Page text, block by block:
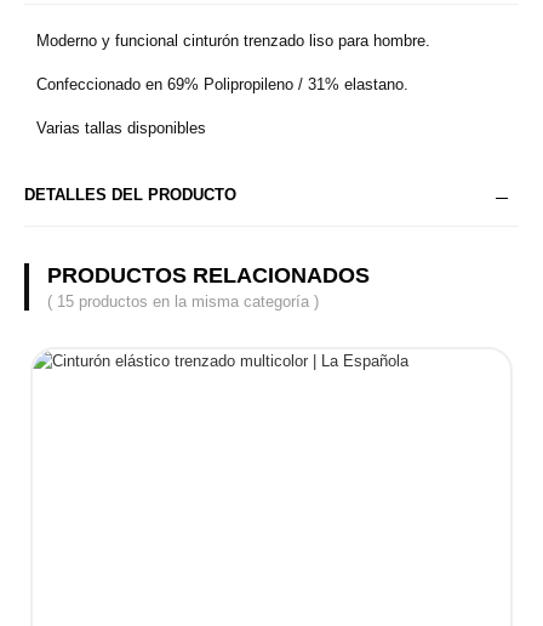
Moderno y funcional cinturón trenzado liso para hombre.
Confeccionado en 69% Polipropileno / 31% elastano.
Varias tallas disponibles
DETALLES DEL PRODUCTO
PRODUCTOS RELACIONADOS
( 15 productos en la misma categoría )